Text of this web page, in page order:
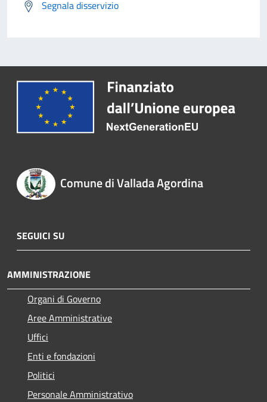
Segnala disservizio
Comune di Vallada Agordina
SEGUICI SU
AMMINISTRAZIONE
Organi di Governo
Aree Amministrative
Uffici
Enti e fondazioni
Politici
Personale Amministrativo